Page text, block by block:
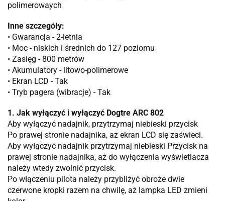
polimerowaych
Inne szczegóły:
• Gwarancja - 2-letnia
• Moc - niskich i średnich do 127 poziomu
• Zasięg - 800 metrów
• Akumulatory - litowo-polimerowe
• Ekran LCD - Tak
• Tryb pagera (wibracje) - Tak
1. Jak wyłączyć i wyłączyć Dogtre ARC 802
Aby wyłączyć nadajnik, przytrzymaj niebieski przycisk
Po prawej stronie nadajnika, aż ekran LCD się zaświeci.
Aby wyłączyć nadajnik przytrzymaj niebieski Przycisk na
prawej stronie nadajnika, aż do wyłączenia wyświetlacza
należy wtedy zwolnić przycisk.
Po włączeniu pilota należy przybliżyć obroże dwie
czerwone kropki razem na chwilę, aż lampka LED zmieni